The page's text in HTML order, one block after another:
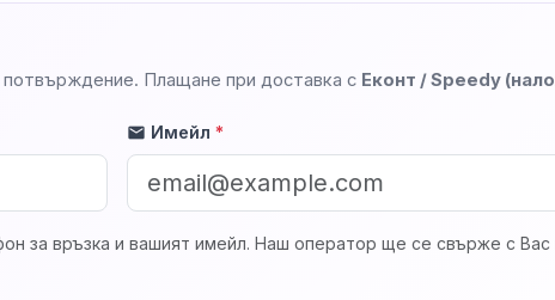
Плащане при доставка с Еконт / Speedy
mail Имейл*
за връзка и вашият имейл. Наш оператор ще се свърже с